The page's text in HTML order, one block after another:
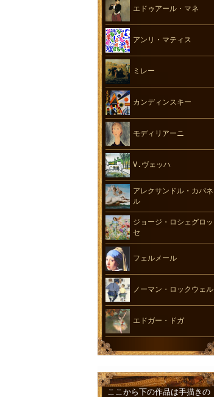
エドゥアール・マネ
アンリ・マティス
ミレー
カンディンスキー
モディリアーニ
V.ヴェッハ
アレクサンドル・カパネ
ル
ジョージ・ロシェグロッ
セ
フェルメール
ノーマン・ロックウェル
エドガー・ドガ
ここから下の作品は手描きの